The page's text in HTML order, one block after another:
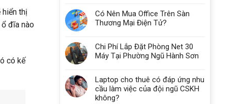
thị
đĩa nào
có kế
Có Nên Mua Office Trên Sàn
Thương Mại Điện Tử?
Chi Phí Lắp Đặt Phòng Net 30
Máy Tại Phường Ngũ Hành Sơn
Laptop cho thuê có đáp ứng nhu
cầu làm việc của đội ngũ CSKH
không?